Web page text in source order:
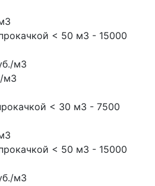
< 50 м3 - 15000
м3
м3
< 30 м3 - 7500
< 50 м3 - 15000
м3